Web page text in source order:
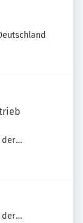
der
Bach-
der